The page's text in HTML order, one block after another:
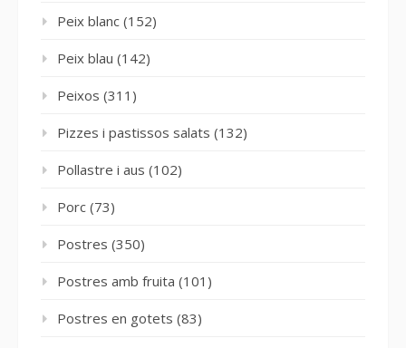
Peix blanc (152)
Peix blau (142)
Peixos (311)
Pizzes i pastissos salats (132)
Pollastre i aus (102)
Porc (73)
Postres (350)
Postres amb fruita (101)
Postres en gotets (83)